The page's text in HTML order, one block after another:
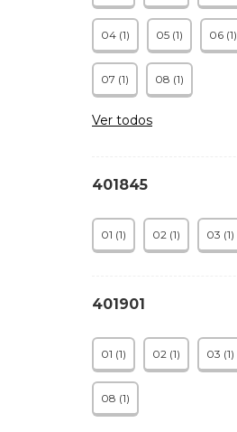
04 (1) 05 (1) 06 (1)
07 (1) 08 (1)
Ver todos
401845
01 (1) 02 (1) 03 (1)
401901
01 (1) 02 (1) 03 (1)
08 (1)